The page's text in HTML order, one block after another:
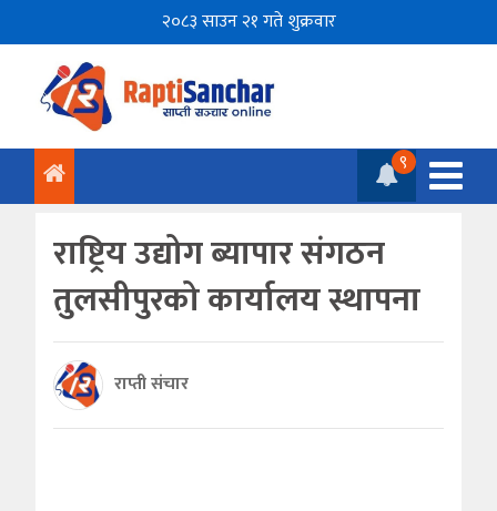
२०८३ साउन २१ गते शुक्रवार
९
राष्ट्रिय उद्योग ब्यापार संगठन
तुलसीपुरको कार्यालय स्थापना
राप्ती संचार